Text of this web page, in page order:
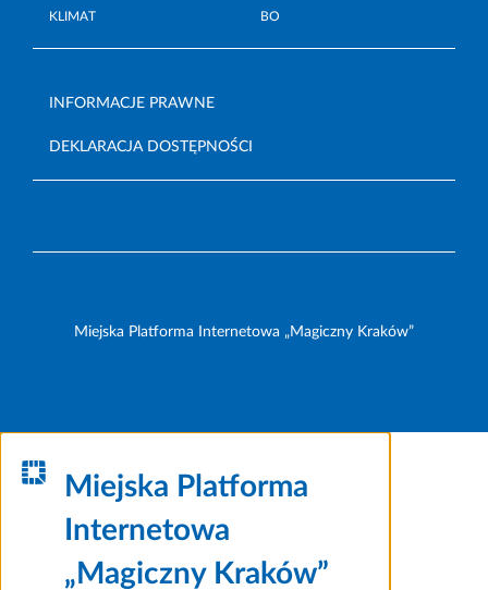
KLIMAT BO
INFORMACJE PRAWNE
DEKLARACJA DOSTĘPNOŚCI
Miejska Platforma Internetowa „Magiczny Kraków”
Miejska Platforma
Internetowa
„Magiczny Kraków”